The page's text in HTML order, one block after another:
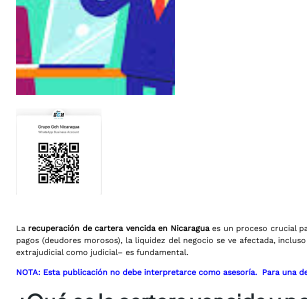
La recuperación de cartera vencida en Nicaraguaes un proceso crucial
pagos (deudores morosos), la liquidez del negocio se ve afectada,
extrajudicial como judicial– es fundamental.
NOTA: Esta publicación no debe interpretarce como asesoría. Para una